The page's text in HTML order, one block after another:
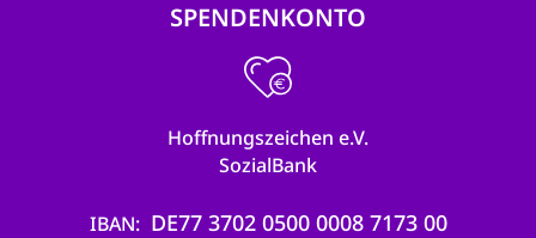
SPENDENKONTO
Hoffnungszeichen e.V.
SozialBank
IBAN DE77 3702 0500 0008 7173 00